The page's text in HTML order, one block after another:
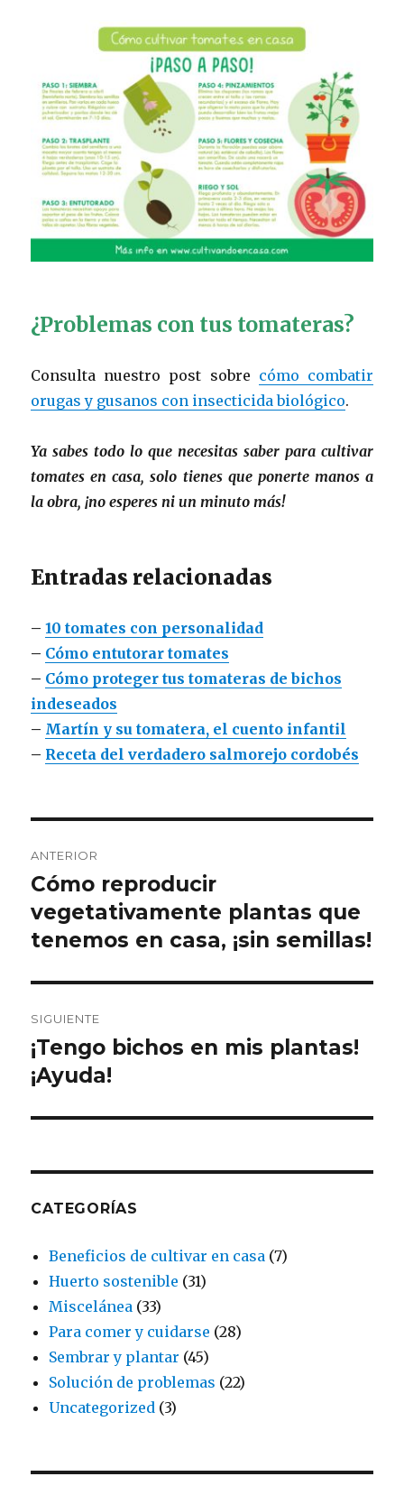
¿Problemas con tus tomateras?
Consulta nuestro post sobre cómo combatir
orugas y gusanos con insecticida biológico.
Ya sabes todo lo que necesitas saber para cultivar
tomates en casa, solo tienes que ponerte manos a
la obra, ¡no esperes ni un minuto más!
Entradas relacionadas
–10 tomates con personalidad
– Cómo entutorar tomates
– Cómo proteger tus tomateras de bichos
indeseados
– Martín y su tomatera, el cuento infantil
– Receta del verdadero salmorejo cordobés
de
entradas
ANTERIOR
Entrada
anterior:
Cómo reproducir
vegetativamente plantas que
tenemos en casa, ¡sin semillas!
SIGUIENTE
Entrada
siguiente:
¡Tengo bichos en mis plantas!
¡Ayuda!
CATEGORÍAS
Beneficios de cultivar en casa (7)
Huerto sostenible (31)
Miscelánea (33)
Para comer y cuidarse (28)
Sembrar y plantar (45)
Solución de problemas (22)
Uncategorized (3)